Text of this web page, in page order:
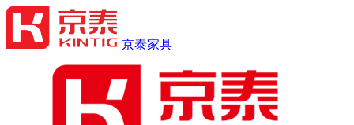
京泰家具